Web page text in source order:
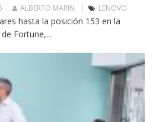
ALBERTO MARIN LENOVO
hasta la posición 153 en la
Fortune,...